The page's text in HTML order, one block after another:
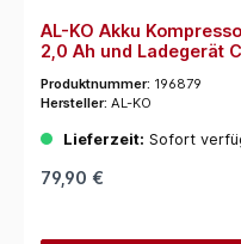
AL-KO Akku
2,0 Ah und Ladegerät
Produktnummer: 196879
Hersteller: AL-KO
Lieferzeit: Sofort
79,90 €